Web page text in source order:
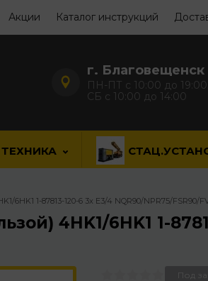
Акции Каталог инструкций
г. Благовещенск
ПН-ПТ с 10:00 до 19:00,
СБ с 10:00 до 14:00
ТЕХНИКА
6HK1 1-87813-120-6 3x Е3/4 NQR90/NPR75/FSR90/
4HK1/6HK1 1-
Под